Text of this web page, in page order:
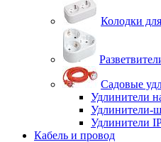
Колодки
Садовые
Удлинители
Удлинители-
Удлинители
Кабель и провод